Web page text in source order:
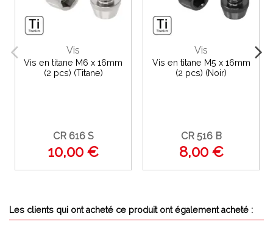
Vis
Vis en titane M6 x 16mm
(2 pcs) (Titane)
CR 616 S
10,00 €
Vis
Vis en titane M5 x 16mm
(2 pcs) (Noir)
CR 516 B
8,00 €
Les clients qui ont acheté ce produit ont également acheté :